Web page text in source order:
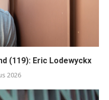
(119): Eric Lodewyckx
2026